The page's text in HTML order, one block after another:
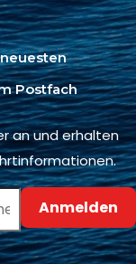
Postfach
an und erhalten